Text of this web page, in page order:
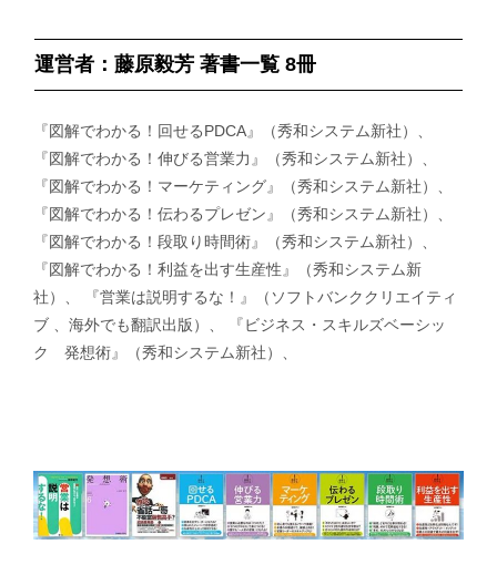
運営者：藤原毅芳 著書一覧 8冊
『図解でわかる！回せるPDCA』（秀和システム新社）、
『図解でわかる！伸びる営業力』（秀和システム新社）、
『図解でわかる！マーケティング』（秀和システム新社）、
『図解でわかる！伝わるプレゼン』（秀和システム新社）、
『図解でわかる！段取り時間術』（秀和システム新社）、
『図解でわかる！利益を出す生産性』（秀和システム新
社）、 『営業は説明するな！』（ソフトバンククリエイティ
ブ 、海外でも翻訳出版）、 『ビジネス・スキルズベーシッ
ク 発想術』（秀和システム新社）、